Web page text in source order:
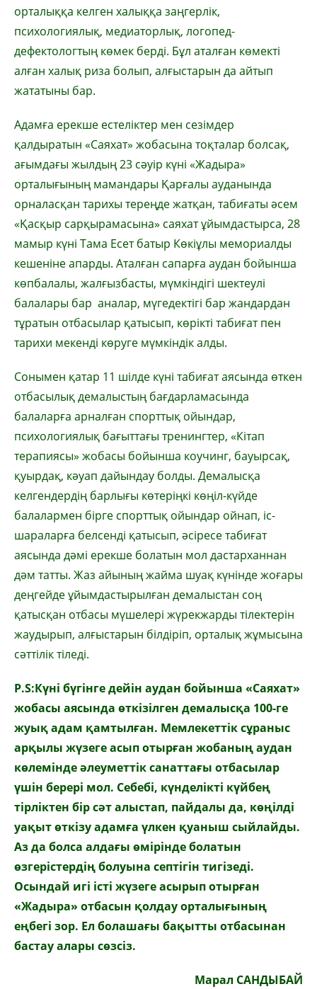
орталыққа келген халыққа заңгерлік,
психологиялық, медиаторлық, логопед-
дефектологтың көмек берді. Бұл аталған көмекті
алған халық риза болып, алғыстарын да айтып
жататыны бар.
Адамға ерекше естеліктер мен сезімдер
қалдыратын «Саяхат» жобасына тоқталар болсақ,
ағымдағы жылдың 23 сәуір күні «Жадыра»
орталығының мамандары Қарғалы ауданында
орналасқан тарихы тереңде жатқан, табиғаты әсем
«Қасқыр сарқырамасына» саяхат ұйымдастырса, 28
мамыр күні Тама Есет батыр Көкіұлы мемориалды
кешеніне апарды. Аталған сапарға аудан бойынша
көпбалалы, жалғызбасты, мүмкіндігі шектеулі
балалары бар аналар, мүгедектігі бар жандардан
тұратын отбасылар қатысып, көрікті табиғат пен
тарихи мекенді көруге мүмкіндік алды.
Сонымен қатар 11 шілде күні табиғат аясында өткен
отбасылық демалыстың бағдарламасында
балаларға арналған спорттық ойындар,
психологиялық бағыттағы тренингтер, «Кітап
терапиясы» жобасы бойынша коучинг, бауырсақ,
қуырдақ, кәуап дайындау болды. Демалысқа
келгендердің барлығы көтеріңкі көңіл-күйде
балалармен бірге спорттық ойындар ойнап, іс-
шараларға белсенді қатысып, әсіресе табиғат
аясында дәмі ерекше болатын мол дастарханнан
дәм татты. Жаз айының жайма шуақ күнінде жоғары
деңгейде ұйымдастырылған демалыстан соң
қатысқан отбасы мүшелері жүрекжарды тілектерін
жаудырып, алғыстарын білдіріп, орталық жұмысына
сәттілік тіледі.
P.S:Күні бүгінге дейін аудан бойынша «Саяхат»
жобасы аясында өткізілген демалысқа 100-ге
жуық адам қамтылған. Мемлекеттік сұраныс
арқылы жүзеге асып отырған жобаның аудан
көлемінде әлеуметтік санаттағы отбасылар
үшін берері мол. Себебі, күнделікті күйбең
тірліктен бір сәт алыстап, пайдалы да, көңілді
уақыт өткізу адамға үлкен қуаныш сыйлайды.
Аз да болса алдағы өмірінде болатын
өзгерістердің болуына септігін тигізеді.
Осындай игі істі жүзеге асырып отырған
«Жадыра» отбасын қолдау орталығының
еңбегі зор. Ел болашағы бақытты отбасынан
бастау алары сөзсіз.
Марал САНДЫБАЙ